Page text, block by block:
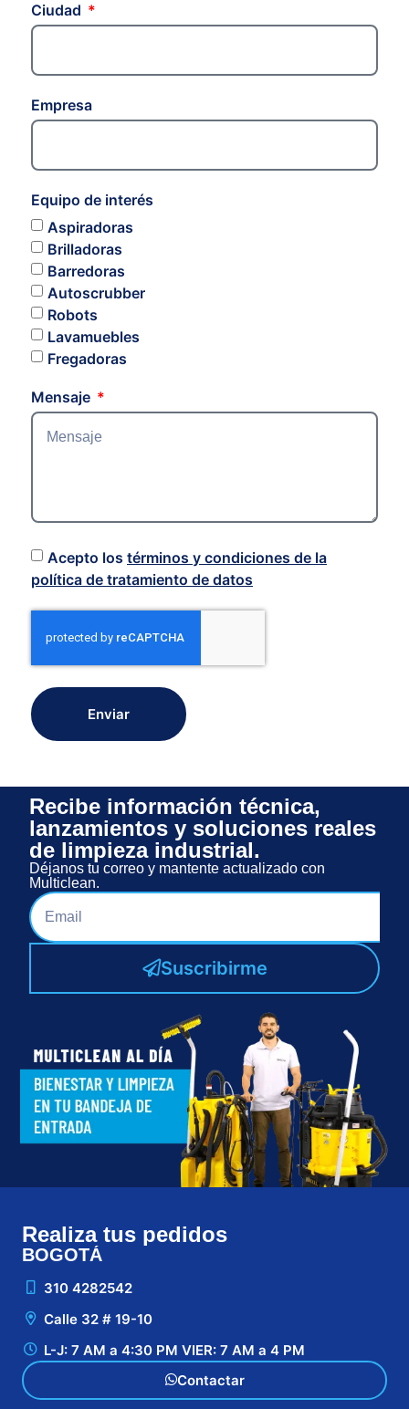
Ciudad
Empresa
Equipo de interés
Aspiradoras
Brilladoras
Barredoras
Autoscrubber
Robots
Lavamuebles
Fregadoras
Mensaje
Acepto los términos y condiciones de la
política de tratamiento de datos
Enviar
Recibe información técnica,
lanzamientos y soluciones reales
de limpieza industrial.
Déjanos tu correo y mantente actualizado con
Multiclean.
Suscribirme
Realiza tus pedidos
BOGOTÁ
310 4282542
Calle 32 # 19-10
L-J: 7 AM a 4:30 PM VIER: 7 AM a 4 PM
Contactar